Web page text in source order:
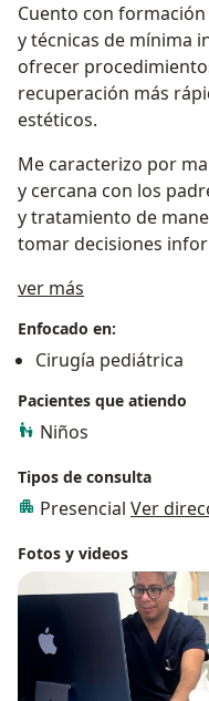
Cuento con
y técnicas de mínima
ofrecer
recuperación más
estéticos.
Me caracterizo por
y cercana con los
y tratamiento de
tomar decisiones
ver más
Enfocado en:
Cirugía pediátrica
Pacientes que atiendo
Niños
Tipos de consulta
Presencial Ver
Fotos y videos